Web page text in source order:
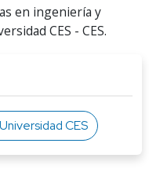
en ingeniería y
CES - CES.
Universidad CES